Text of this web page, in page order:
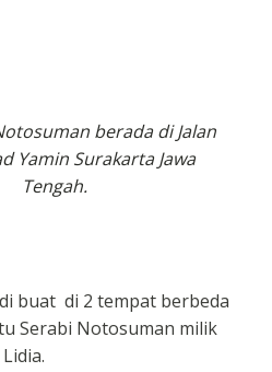
berada di Jalan
Yamin Surakarta Jawa
Tengah.
buat di 2 tempat berbeda
Serabi Notosuman milik